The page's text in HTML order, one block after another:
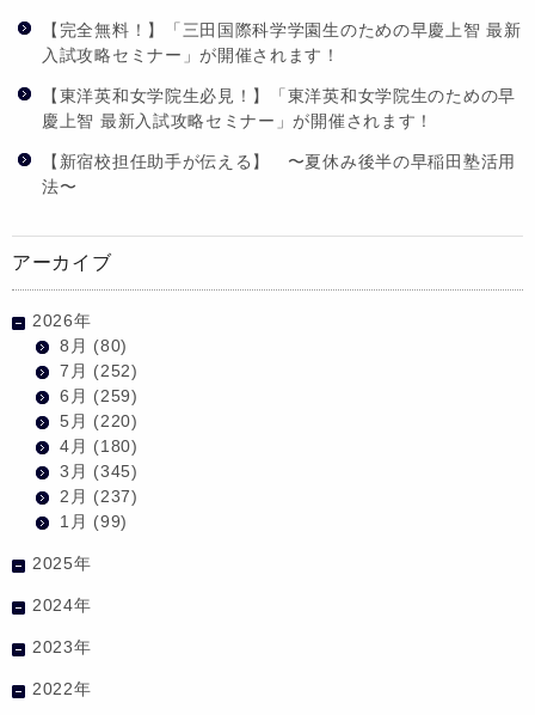
【完全無料！】「三田国際科学学園生のための早慶上智 最新
入試攻略セミナー」が開催されます！
【東洋英和女学院生必見！】「東洋英和女学院生のための早
慶上智 最新入試攻略セミナー」が開催されます！
【新宿校担任助手が伝える】 〜夏休み後半の早稲田塾活用
法〜
アーカイブ
2026年
8月 (80)
7月 (252)
6月 (259)
5月 (220)
4月 (180)
3月 (345)
2月 (237)
1月 (99)
2025年
2024年
2023年
2022年